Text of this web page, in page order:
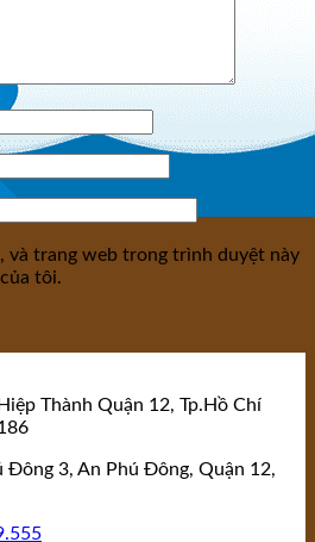
và trang web trong trình duyệt này
tôi.
Thành Quận 12, Tp.Hồ Chí
Đông 3, An Phú Đông, Quận 12,